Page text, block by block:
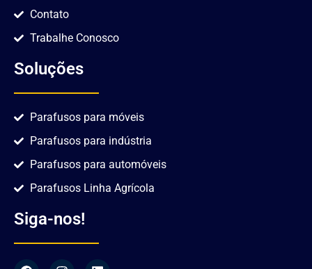
Contato
Trabalhe Conosco
Soluções
Parafusos para móveis
Parafusos para indústria
Parafusos para automóveis
Parafusos Linha Agrícola
Siga-nos!